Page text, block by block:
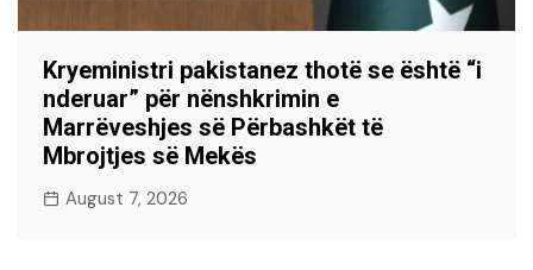
Kryeministri pakistanez thotë se është “i
nderuar” për nënshkrimin e
Marrëveshjes së Përbashkët të
Mbrojtjes së Mekës
August 7, 2026